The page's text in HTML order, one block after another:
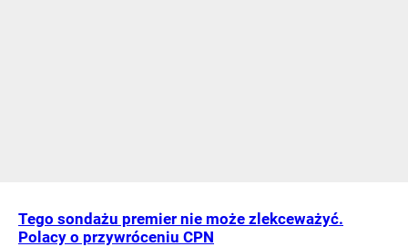
Tego sondażu premier nie może zlekceważyć.
Polacy o przywróceniu CPN